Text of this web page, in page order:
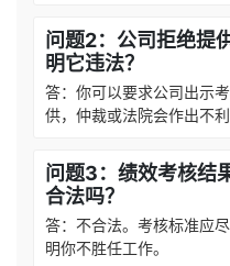
问题2：公司拒绝提
明它违法？
答：你可以要求公司出示
供，仲裁或法院会作出不利
问题3：绩效考核结
合法吗？
答：不合法。考核标准应
明你不胜任工作。